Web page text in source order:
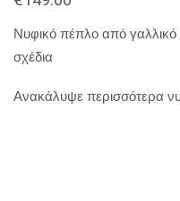
Νυφικό πέπλο από γαλλικό
σχέδια
Ανακάλυψε περισσότερα